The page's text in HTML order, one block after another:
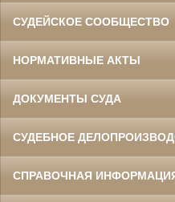
СУДЕЙСКОЕ СООБЩЕСТВО
НОРМАТИВНЫЕ АКТЫ
ДОКУМЕНТЫ СУДА
СУДЕБНОЕ
СПРАВОЧНАЯ